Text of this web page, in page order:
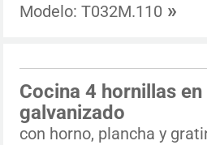
Modelo: T032M.110 »
Cocina 4 hornillas
galvanizado
con horno, plancha y